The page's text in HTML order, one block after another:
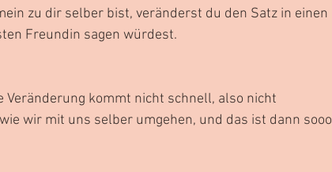
zu dir selber bist, veränderst du den Satz in einen
Freundin sagen würdest.
Veränderung kommt nicht schnell, also nicht
wir mit uns selber umgehen, und das ist dann sooo